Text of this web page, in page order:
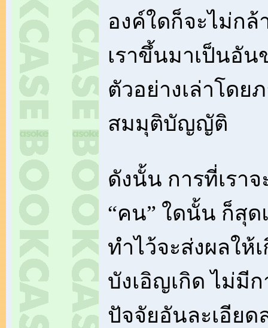
องค์ใดก็จะไม่กล้
เราขึ้นมาเป็นอัน
ตัวอย่างเล่าโดย
สมมุติบัญญัติ
ดังนั้น การที่เราจ
“คน” ใดนั้น ก็สุด
ทำไว้จะส่งผลให้
บังเอิญเกิด ไม่มีก
ปัจจัยอันละเอียด